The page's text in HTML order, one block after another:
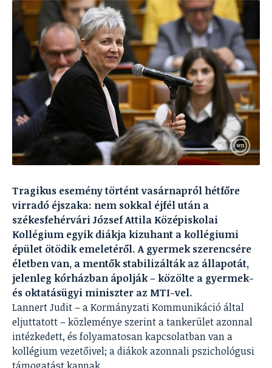
Tragikus esemény történt vasárnapról hétfőre
virradó éjszaka: nem sokkal éjfél után a
székesfehérvári József Attila Középiskolai
Kollégium egyik diákja kizuhant a kollégiumi
épület ötödik emeletéről. A gyermek szerencsére
életben van, a mentők stabilizálták az állapotát,
jelenleg kórházban ápolják – közölte a gyermek-
és oktatásügyi miniszter az MTI-vel.
Lannert Judit – a Kormányzati Kommunikáció által
eljuttatott – közleménye szerint a tankerület azonnal
intézkedett, és folyamatosan kapcsolatban van a
kollégium vezetőivel; a diákok azonnali pszichológusi